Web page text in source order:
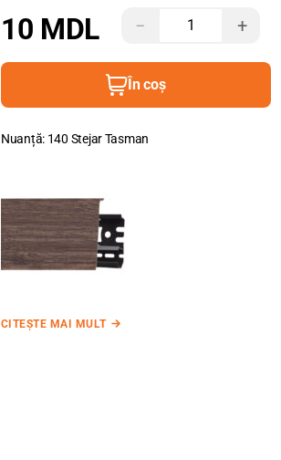
10 MDL − +
În coș
Nuanță: 140 Stejar Tasman
CITEȘTE MAI MULT